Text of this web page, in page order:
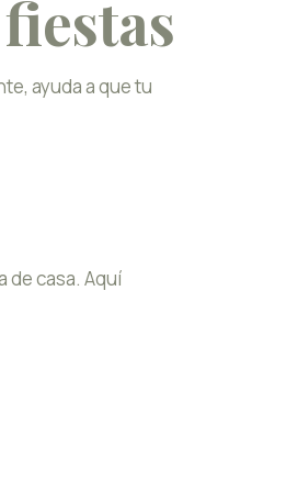
ayuda a que tu
de casa. Aquí